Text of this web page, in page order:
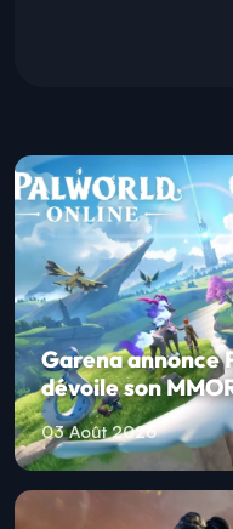
Garena annonce
dévoile son
03 Août 2026